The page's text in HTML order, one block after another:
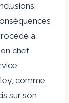
à
chef,
comme
sur son